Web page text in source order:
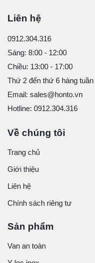
Liên hệ
0912.304.316
Sáng: 8:00 - 12:00
Chiều: 13:00 - 17:00
Thứ 2 đến thứ 6 hàng tuần
Email: sales@honto.vn
Hotline: 0912.304.316
Về chúng tôi
Trang chủ
Giới thiệu
Liên hệ
Chính sách riêng tư
Sản phẩm
Van an toàn